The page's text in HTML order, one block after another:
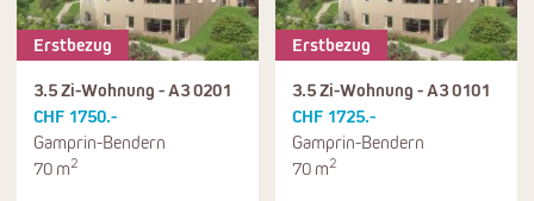
Erstbezug
3.5 Zi-Wohnung - A3 0201
CHF 1750.-
Gamprin-Bendern
70 m2
Erstbezug
3.5 Zi-Wohnung - A3 0101
CHF 1725.-
Gamprin-Bendern
70 m2